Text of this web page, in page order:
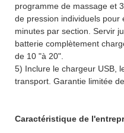
programme de massage et
de pression individuels pour
minutes par section. Servir
batterie complètement
de 10 "à 20".
5) Inclure le chargeur USB,
transport. Garantie limitée de
Caractéristique de